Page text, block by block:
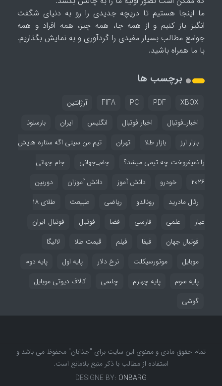
ما اینجا هستیم تا دریچه جدیدی را رو به دنیای شگفت
انگیز باز کنیم و از همه جا، همه چیز، همه افراد و همه
جوامع مطالب بسیار مفیدی را گردآوری و به نمایش بگذاریم.
با ما همراه باشید.
برچسب ها
FIFA PC PDF XBOX
آرژانتین
اخبار_فوتبال
اخبار فوتبال انگلیس ایران
بارسلونا
بازار ارز
بازار طلا تهران
تیم من سیتی اگه ستاره هایش
را نمیفروخت چه تیمی میشد؟
جام_جهانی
جام جهانی
۲۰۲۶
خودرو دانش آموز دانش آموزان
دوربین
رئال مادرید
رونالدو ریاضی طبیعت
طلای ۱۸
عیار
علمی فارسی فضا فوتبال
فوتبال_ایران
فوتبال جهان
فیفا فیلم قیمت طلا
لالیگا
موبایل
موتورسیکلت نرخ دلار پایه اول
پایه دوم
پایه سوم
پایه چهارم چلسی
کالاف دیوتی موبایل
گوشی
تمام حقوق مادی و معنوی این سایت برای "جذابان" محفوظ می باشد و
استفاده از مطالب با ذکر منبع بلامانع است.
DESIGNE BY: ONBARG